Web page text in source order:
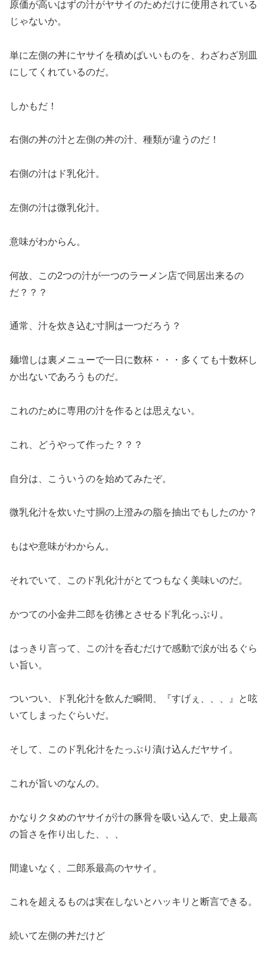
原価が高いはずの汁がヤサイのためだけに使用されている
じゃないか。
単に左側の丼にヤサイを積めばいいものを、わざわざ別皿
にしてくれているのだ。
しかもだ！
右側の丼の汁と左側の丼の汁、種類が違うのだ！
右側の汁はド乳化汁。
左側の汁は微乳化汁。
意味がわからん。
何故、この2つの汁が一つのラーメン店で同居出来るの
だ？？？
通常、汁を炊き込む寸胴は一つだろう？
麺増しは裏メニューで一日に数杯・・・多くても十数杯し
か出ないであろうものだ。
これのために専用の汁を作るとは思えない。
これ、どうやって作った？？？
自分は、こういうのを始めてみたぞ。
微乳化汁を炊いた寸胴の上澄みの脂を抽出でもしたのか？
もはや意味がわからん。
それでいて、このド乳化汁がとてつもなく美味いのだ。
かつての小金井二郎を彷彿とさせるド乳化っぷり。
はっきり言って、この汁を呑むだけで感動で涙が出るぐら
い旨い。
ついつい、ド乳化汁を飲んだ瞬間、『すげぇ、、、』と呟
いてしまったぐらいだ。
そして、このド乳化汁をたっぷり漬け込んだヤサイ。
これが旨いのなんの。
かなりクタめのヤサイが汁の豚骨を吸い込んで、史上最高
の旨さを作り出した、、、
間違いなく、二郎系最高のヤサイ。
これを超えるものは実在しないとハッキリと断言できる。
続いて左側の丼だけど